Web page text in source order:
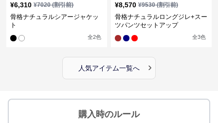
¥6,310 ¥7020(割引前)
骨格ナチュラルシアージャケッ
ト
全2色
¥8,570 ¥9530(割引前)
骨格ナチュラルロングジレ+スー
ツパンツセットアップ
全3色
人気アイテム一覧へ ›
購入時のルール